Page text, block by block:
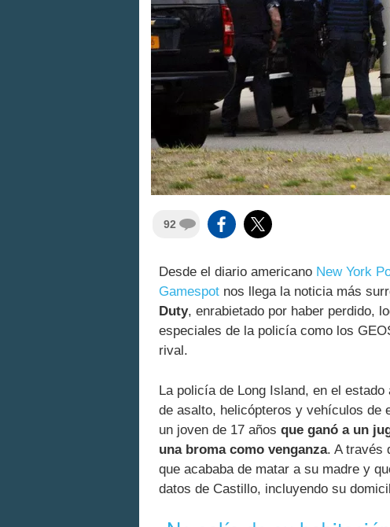
92
Desde el diario americano New York
Gamespot nos llega la noticia más
Duty, enrabietado por haber perdido,
especiales de la policía como los
rival.
La policía de Long Island, en el
de asalto, helicópteros y vehículos de
un joven de 17 años que ganó a un
una broma como venganza. A través
que acababa de matar a su madre y
datos de Castillo, incluyendo su